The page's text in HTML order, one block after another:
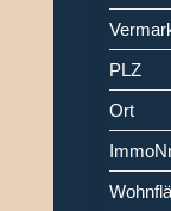
PLZ
Ort